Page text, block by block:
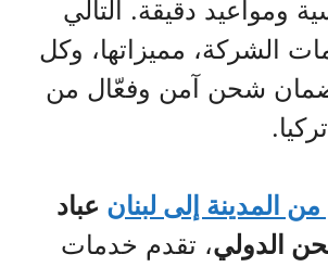
ومواعيد دقيقة. التالي
الشركة، مميزاتها، وكل
شحن آمن وفعّال من
المدينة إلى لبنان عباد
الدولي، تقدم خدمات